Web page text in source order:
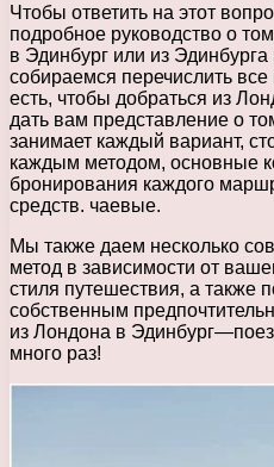
Чтобы ответить на этот
подробное руководство о
в Эдинбург или из
собираемся перечислить
есть, чтобы добраться из
дать вам представление о
занимает каждый вариант,
каждым методом, основные
бронирования каждого
средств. чаевые.
Мы также даем несколько
метод в зависимости от
стиля путешествия, а также
собственным
из Лондона в
много раз!